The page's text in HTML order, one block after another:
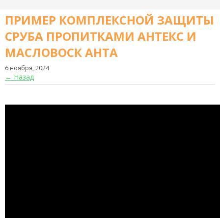
ПРИМЕР КОМПЛЕКСНОЙ ЗАЩИТЫ
СРУБА ПРОПИТКАМИ АНТЕКС И
МАСЛОВОСК АНТА
6 ноября, 2024
← Назад